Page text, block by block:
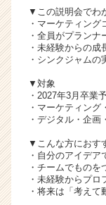
▼この説明会でわ
・マーケティン
・全員がプラン
・未経験からの成
・シンクジャム
▼対象
・2027年3月卒業
・マーケティン
・デジタル・企
▼こんな方におす
・自分のアイデ
・チームでものを
・未経験からプ
・将来は「考え